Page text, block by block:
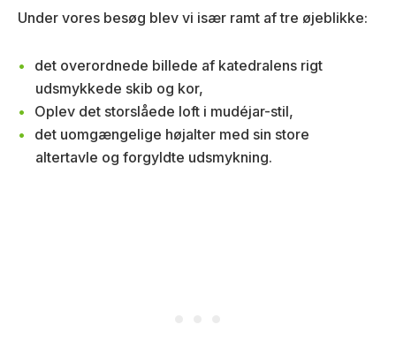
Under vores besøg blev vi især ramt af tre øjeblikke:
det overordnede billede af katedralens rigt
udsmykkede skib og kor,
Oplev det storslåede loft i mudéjar-stil,
det uomgængelige højalter med sin store
altertavle og forgyldte udsmykning.